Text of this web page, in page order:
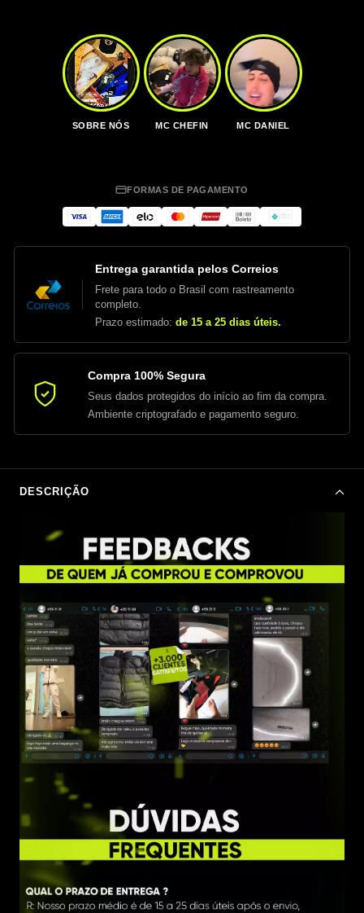
SOBRE NÓS MC CHEFIN MC DANIEL
FORMAS DE PAGAMENTO
Entrega garantida pelos Correios
Frete para todo o Brasil com rastreamento
completo.
Prazo estimado:de 15 a 25 dias úteis.
Compra 100% Segura
Seus dados protegidos do início ao fim da compra.
Ambiente criptografado e pagamento seguro.
DESCRIÇÃO